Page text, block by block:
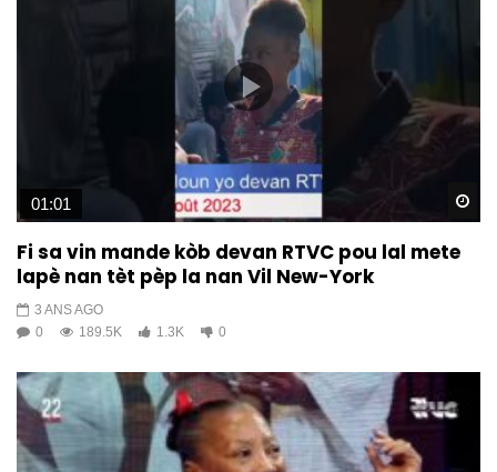
01:01
Fi sa vin mande kòb devan RTVC pou lal mete
lapè nan tèt pèp la nan Vil New-York
3 ANS AGO
0
189.5K 1.3K 0